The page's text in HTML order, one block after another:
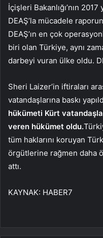
İçişleri Bakanlığı’nın 2017
DEAŞ’la mücadele
DEAŞ’ın en çok
biri olan Türkiye, aynı
darbeyi vuran ülke oldu.
Sheri Laizer’in iftiraları
vatandaşlarına baskı
hükümeti Kürt
veren hükümet oldu.
tüm haklarını koruyan
örgütlerine rağmen daha
attı.
KAYNAK: HABER7